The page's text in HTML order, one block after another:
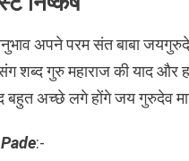
अपने परम संत बाबा
शब्द गुरु महाराज की याद और
बहुत अच्छे लगे होंगे जय गुरुदेव
:-